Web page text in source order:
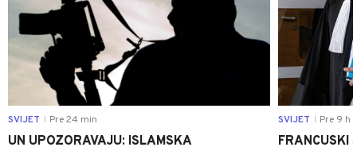
SVIJET Pre 24 min
UN UPOZORAVAJU: ISLAMSKA
SVIJET Pre 9 h
FRANCUSKI